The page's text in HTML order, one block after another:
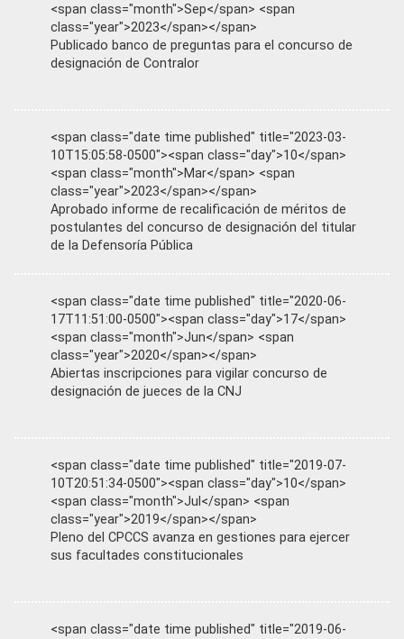
<span class="month">Sep</span> <span
class="year">2023</span></span>
Publicado banco de preguntas para el concurso de
designación de Contralor
<span class="date time published" title="2023-03-
10T15:05:58-0500"><span class="day">10</span>
<span class="month">Mar</span> <span
class="year">2023</span></span>
Aprobado informe de recalificación de méritos de
postulantes del concurso de designación del titular
de la Defensoría Pública
<span class="date time published" title="2020-06-
17T11:51:00-0500"><span class="day">17</span>
<span class="month">Jun</span> <span
class="year">2020</span></span>
Abiertas inscripciones para vigilar concurso de
designación de jueces de la CNJ
<span class="date time published" title="2019-07-
10T20:51:34-0500"><span class="day">10</span>
<span class="month">Jul</span> <span
class="year">2019</span></span>
Pleno del CPCCS avanza en gestiones para ejercer
sus facultades constitucionales
<span class="date time published" title="2019-06-